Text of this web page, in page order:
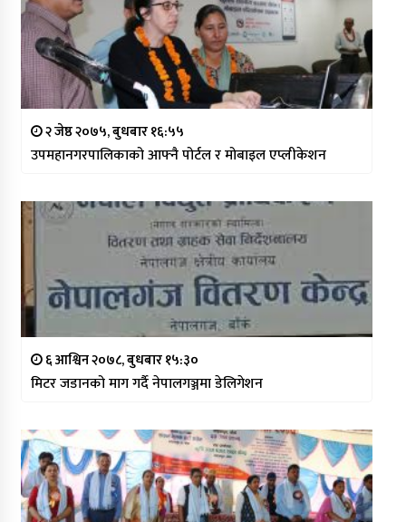
२ जेष्ठ २०७५, बुधबार १६:५५
उपमहानगरपालिकाको आफ्नै पोर्टल र मोबाइल एप्लीकेशन
६ आश्विन २०७८, बुधबार १५:३०
मिटर जडानको माग गर्दै नेपालगञ्जमा डेलिगेशन